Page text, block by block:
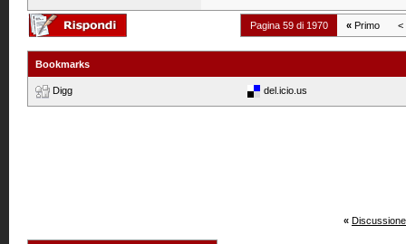
Pagina 59 di 1970 « Primo <
Bookmarks
Digg del.icio.us
«